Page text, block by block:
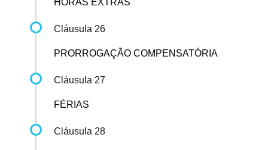
HORAS EXTRAS
Cláusula 26
PRORROGAÇÃO COMPENSATÓRIA
Cláusula 27
FÉRIAS
Cláusula 28